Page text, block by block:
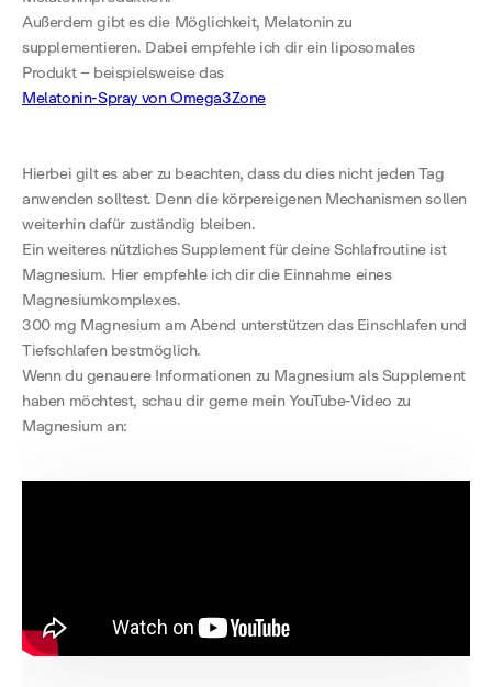
Außerdem gibt es die Möglichkeit, Melatonin zu
supplementieren. Dabei empfehle ich dir ein liposomales
Produkt – beispielsweise das
Melatonin-Spray von Omega3Zone
Hierbei gilt es aber zu beachten, dass du dies nicht jeden Tag
anwenden solltest. Denn die körpereigenen Mechanismen sollen
weiterhin dafür zuständig bleiben.
Ein weiteres nützliches Supplement für deine Schlafroutine ist
Magnesium. Hier empfehle ich dir die Einnahme eines
Magnesiumkomplexes.
300 mg Magnesium am Abend unterstützen das Einschlafen und
Tiefschlafen bestmöglich.
Wenn du genauere Informationen zu Magnesium als Supplement
haben möchtest, schau dir gerne mein YouTube-Video zu
Magnesium an: